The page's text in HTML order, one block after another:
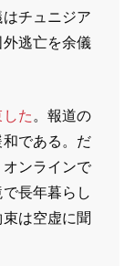
チュニジア
逃亡を余儀
た。報道の
である。だ
ンラインで
長年暮らし
は空虚に聞